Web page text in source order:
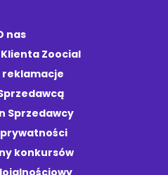
nas
Zoocial
reklamacje
Sprzedawcy
konkursów